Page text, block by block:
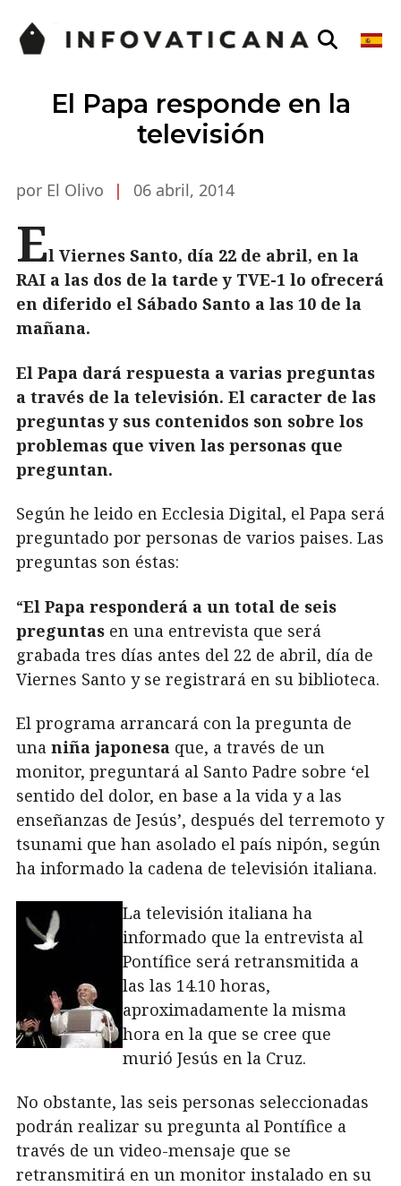
El Papa responde en la
televisión
por El Olivo | 06 abril, 2014
El Viernes Santo, día 22 de abril, en la
RAI a las dos de la tarde y TVE-1 lo ofrecerá
en diferido el Sábado Santo a las 10 de la
mañana.
El Papa dará respuesta a varias preguntas
a través de la televisión. El caracter de las
preguntas y sus contenidos son sobre los
problemas que viven las personas que
preguntan.
Según he leido en Ecclesia Digital, el Papa será
preguntado por personas de varios paises. Las
preguntas son éstas:
“El Papa responderá a un total de seis
preguntas en una entrevista que será
grabada tres días antes del 22 de abril, día de
Viernes Santo y se registrará en su biblioteca.
El programa arrancará con la pregunta de
una niña japonesa que, a través de un
monitor, preguntará al Santo Padre sobre ‘el
sentido del dolor, en base a la vida y a las
enseñanzas de Jesús’, después del terremoto y
tsunami que han asolado el país nipón, según
ha informado la cadena de televisión italiana.
La televisión italiana ha
informado que la entrevista al
Pontífice será retransmitida a
las las 14.10 horas,
aproximadamente la misma
hora en la que se cree que
murió Jesús en la Cruz.
No obstante, las seis personas seleccionadas
podrán realizar su pregunta al Pontífice a
través de un video-mensaje que se
retransmitirá en un monitor instalado en su